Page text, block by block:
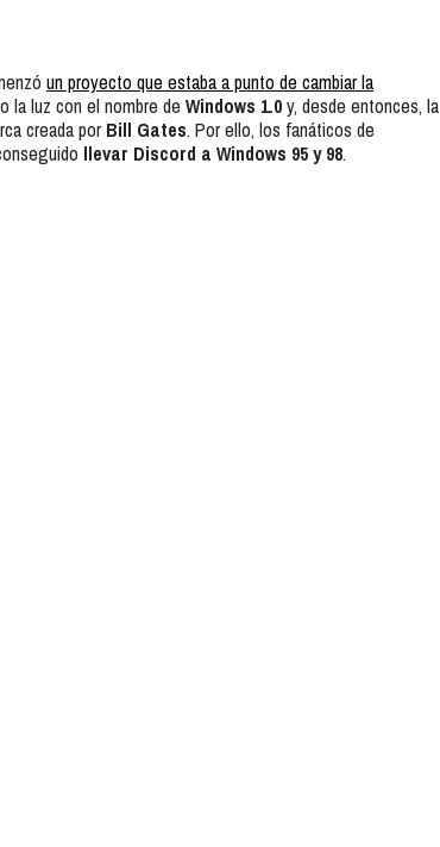
un proyecto que estaba a punto de cambiar la
la luz con el nombre de Windows 1.0y, desde entonces, la
creada por Bill Gates. Por ello, los fanáticos de
llevar Discord a Windows 95 y 98.